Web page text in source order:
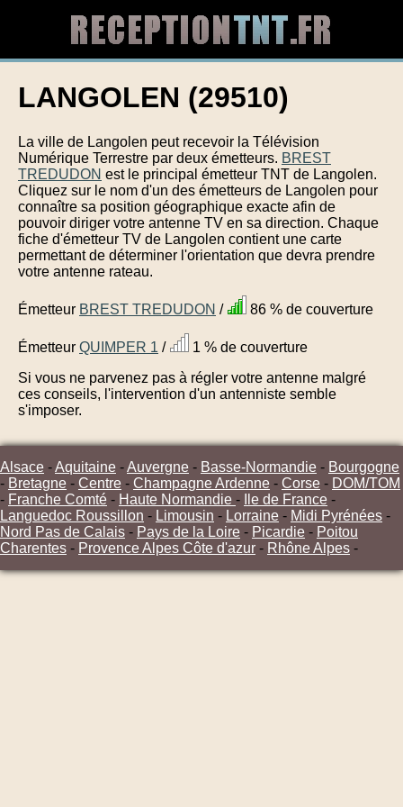
LANGOLEN (29510)
La ville de Langolen peut recevoir la Télévision
Numérique Terrestre par deux émetteurs. BREST
TREDUDON est le principal émetteur TNT de Langolen.
Cliquez sur le nom d'un des émetteurs de Langolen pour
connaître sa position géographique exacte afin de
pouvoir diriger votre antenne TV en sa direction. Chaque
fiche d'émetteur TV de Langolen contient une carte
permettant de déterminer l'orientation que devra prendre
votre antenne rateau.
Émetteur BREST TREDUDON / 86 % de couverture
Émetteur QUIMPER 1 /
1 % de couverture
Si vous ne parvenez pas à régler votre antenne malgré
ces conseils, l'intervention d'un antenniste semble
s'imposer.
Alsace -Aquitaine -Auvergne - Basse-Normandie - Bourgogne
- Bretagne - Centre - Champagne Ardenne - Corse - DOM/TOM
- Franche Comté - Haute Normandie - Ile de France -
Languedoc Roussillon - Limousin - Lorraine - Midi Pyrénées -
Nord Pas de Calais - Pays de la Loire - Picardie - Poitou
Charentes - Provence Alpes Côte d'azur - Rhône Alpes -